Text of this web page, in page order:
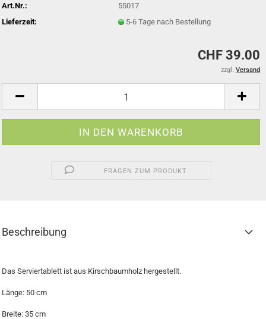
Art.Nr.:
55017
Lieferzeit:
5-6 Tage nach Bestellung
CHF 39.00
zzgl. Versand
FRAGEN ZUM PRODUKT
Beschreibung
Das Serviertablett ist aus Kirschbaumholz hergestellt.
Länge: 50 cm
Breite: 35 cm